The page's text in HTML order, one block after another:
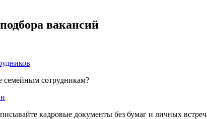
вакансий
семейным сотрудникам?
кадровые документы без бумаг и личных встреч